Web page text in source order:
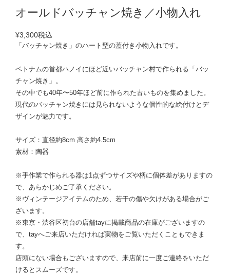
オールドバッチャン焼き／小物入れ
¥3,300税込
「バッチャン焼き」のハート型の蓋付き小物入れです。
ベトナムの首都ハノイにほど近いバッチャン村で作られる「バッ
チャン焼き」。
その中でも40年〜50年ほど前に作られた古いものを集めました。
現代のバッチャン焼きには見られないような個性的な絵付けとデ
ザインが魅力です。
サイズ：直径約8cm 高さ約4.5cm
素材：陶器
※手作業で作られる器は1点ずつサイズや柄に個体差がありますの
で、あらかじめご了承ください。
※ヴィンテージアイテムのため、若干の傷や欠けがある場合がご
ざいます。
※東京・渋谷区初台の店舗tayに掲載商品の在庫がございますの
で、tayへご来店いただければ実物をご覧いただくこともできま
す。
店頭にない場合もございますので、来店前に一度ご連絡をいただ
けるとスムーズです。